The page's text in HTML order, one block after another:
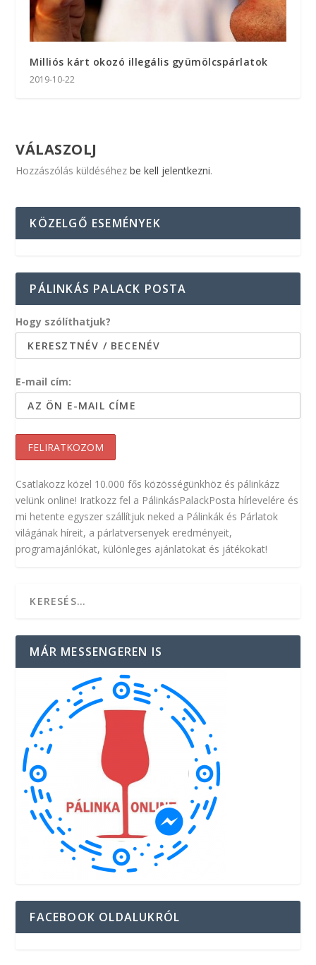
Milliós kárt okozó illegális gyümölcspárlatok
2019-10-22
VÁLASZOLJ
Hozzászólás küldéséhezbe kell jelentkezni.
KÖZELGŐ ESEMÉNYEK
PÁLINKÁS PALACK POSTA
Hogy szólíthatjuk?
E-mail cím:
Csatlakozz közel 10.000 fős közösségünkhöz és pálinkázz
velünk online! Iratkozz fel a PálinkásPalackPosta hírlevelére és
mi hetente egyszer szállítjuk neked a Pálinkák és Párlatok
világának híreit, a párlatversenyek eredményeit,
programajánlókat, különleges ajánlatokat és játékokat!
MÁR MESSENGEREN IS
FACEBOOK OLDALUKRÓL